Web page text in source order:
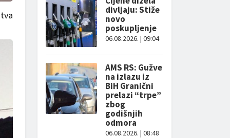
divljaju: Stiže
novo
poskupljenje
06.08.2026. | 09:04
AMS RS: Gužve
na izlazu iz
BiH Granični
prelazi “trpe”
zbog
godišnjih
odmora
06.08.2026. | 08:48